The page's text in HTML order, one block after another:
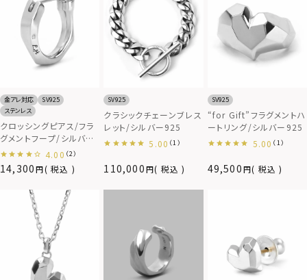
金アレ対応
SV925
ステンレス
クロッシングピアス/フラ
グメントフープ/シルバー/
シルバー925
14,300 税込
4.00 （2）
SV925
クラシックチェーンブレス
レット/シルバー925
110,000 税込
5.00 （1）
SV925
“for Gift”フラグメントハ
ートリング/シルバー925
49,500 税込
5.00 （1）